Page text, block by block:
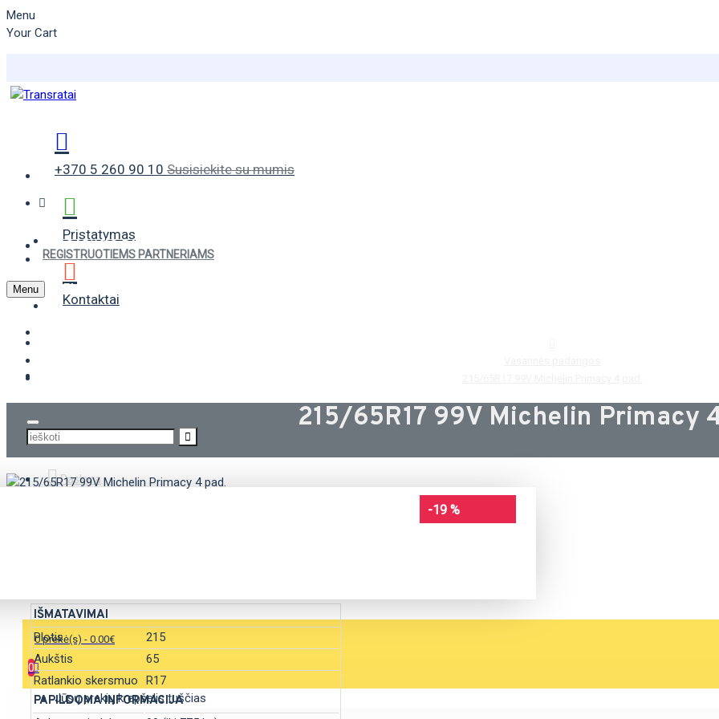
Menu
Your Cart
+370 5 260 90 10 Susisiekite su mumis
Pristatymas
Kontaktai
VASARINĖS PADANGOS
ŽIEMINĖS PADANGOS
Paskyra
0 prekė(s) - 0.00€
0
Jūsų prekių krepšelis tuščias
REGISTRUOTIEMS PARTNERIAMS
Menu
215/65R17 99V Michelin Primacy
-19 %
IŠMATAVIMAI
Plotis
215
Aukštis
65
Ratlankio skersmuo
R17
PAPILDOMA INFORMACIJA